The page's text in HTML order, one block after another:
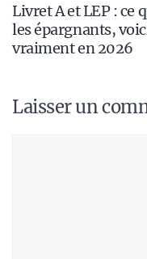
Livret A et LEP : ce
les épargnants,
vraiment en 2026
Laisser un